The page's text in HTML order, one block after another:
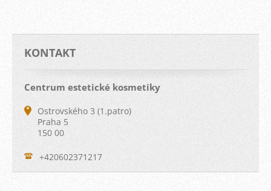
KONTAKT
Centrum estetické kosmetiky
Ostrovského 3 (1.patro)
Praha 5
150 00
+420602371217